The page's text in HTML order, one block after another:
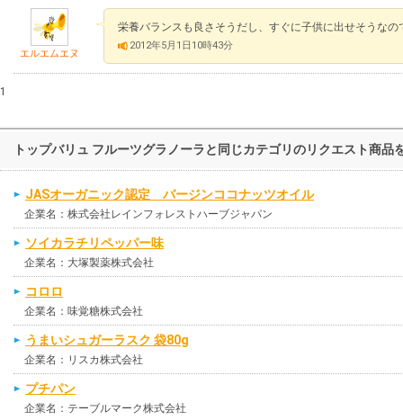
エルエムエヌ
栄養バランスも良さそうだし、すぐに子供に出せそうなの
2012年5月1日10時43分
1
トップバリュ フルーツグラノーラと同じカテゴリのリクエスト商品
JASオーガニック認定 バージンココナッツオイル
企業名：株式会社レインフォレストハーブジャパン
ソイカラチリペッパー味
企業名：大塚製薬株式会社
コロロ
企業名：味覚糖株式会社
うまいシュガーラスク 袋80g
企業名：リスカ株式会社
プチパン
企業名：テーブルマーク株式会社